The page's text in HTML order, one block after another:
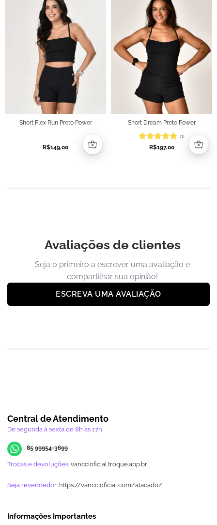
Short Flex Run Preto Power
R$149,00
Short Dream Preto Power
Avaliação5
(1)
R$197,00
Avaliações de clientes
Seja o primeiro a escrever uma avaliação e
compartilhar sua opinião!
ESCREVA UMA AVALIAÇÃO
Central de Atendimento
De segunda à sexta de 8h às 17h.
85 99954-3699
Trocas e devoluções: vanccioficial.troque.app.br
Seja revendedor: https://vanccioficial.com/atacado/
Informações Importantes